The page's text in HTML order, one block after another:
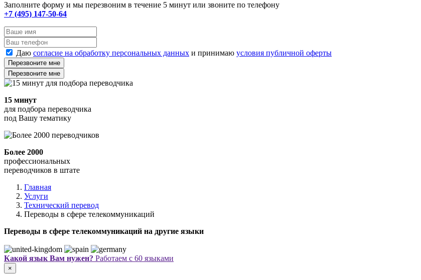
Заполните форму и мы перезвоним в течение 5 минут или звоните по телефону
+7 (495) 147-50-64
Даю согласие на обработку персональных данных и принимаю условия публичной оферты
Перезвоните мне
Перезвоните мне
15 минут
для подбора переводчика
под Вашу тематику
Более 2000
профессиональных
переводчиков в штате
Главная
Услуги
Технический перевод
Переводы в сфере телекоммуникаций
Переводы в сфере телекоммуникаций на другие языки
Какой язык Вам нужен? Работаем с 60 языками
×